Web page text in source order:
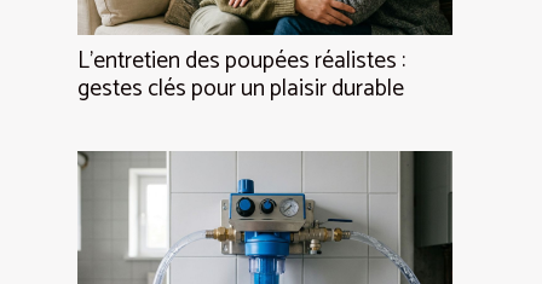
L’entretien des poupées réalistes :
gestes clés pour un plaisir durable